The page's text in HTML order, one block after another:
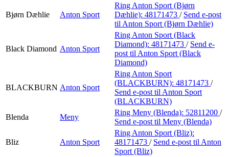
Bjørn Dæhlie Anton Sport
Ring Anton Sport (Bjørn
Dæhlie): 48171473 / Send e-post
til Anton Sport (Bjørn Dæhlie)
Black Diamond Anton Sport
Ring Anton Sport (Black
Diamond): 48171473 / Send e-
post til Anton Sport (Black
Diamond)
BLACKBURN Anton Sport
Ring Anton Sport
(BLACKBURN): 48171473 /
Send e-post til Anton Sport
(BLACKBURN)
Blenda
Meny
Ring Meny (Blenda): 52811200 /
Send e-post til Meny (Blenda)
Bliz Anton Sport
Ring Anton Sport (Bliz):
48171473 / Send e-post til Anton
Sport (Bliz)